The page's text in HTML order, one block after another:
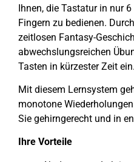
Ihnen, die Tastatur in nur
Fingern zu bedienen.
zeitlosen Fantasy-
abwechslungsreichen
Tasten in kürzester Zeit ein.
Mit diesem Lernsystem
monotone
Sie gehirngerecht und in
Ihre Vorteile